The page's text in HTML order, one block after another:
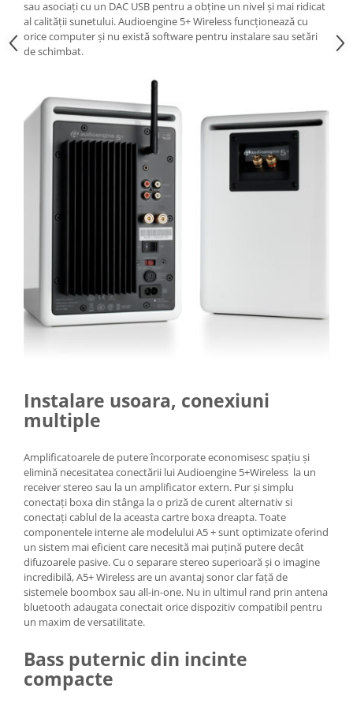
sau asociați cu un DAC USB pentru a obține un nivel și mai ridicat
al calității sunetului. Audioengine 5+ Wireless funcționează cu
orice computer și nu există software pentru instalare sau setări
de schimbat.
Instalare usoara, conexiuni
multiple
Amplificatoarele de putere încorporate economisesc spațiu și
elimină necesitatea conectării lui Audioengine 5+Wireless la un
receiver stereo sau la un amplificator extern. Pur și simplu
conectați boxa din stânga la o priză de curent alternativ si
conectați cablul de la aceasta cartre boxa dreapta. Toate
componentele interne ale modelului A5 + sunt optimizate oferind
un sistem mai eficient care necesită mai puțină putere decât
difuzoarele pasive. Cu o separare stereo superioară și o imagine
incredibilă, A5+ Wireless are un avantaj sonor clar față de
sistemele boombox sau all-in-one. Nu in ultimul rand prin antena
bluetooth adaugata conectait orice dispozitiv compatibil pentru
un maxim de versatilitate.
Bass puternic din incinte
compacte